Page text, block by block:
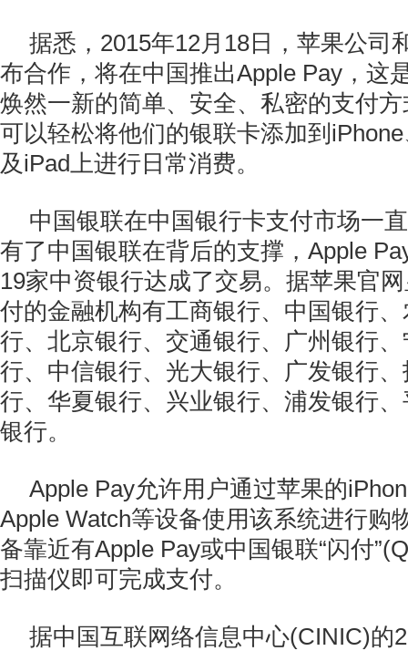
据悉，2015年12月18日，苹果公司
布合作， 将在中国推出Apple Pay，这
焕然一新的简单、安全、私密的支付
可以轻松将他们的银联卡添加到
及iPad上进行日常消费。
中国银联在中国银行卡支付市场一
有了中国银联在背后的支撑，Apple
19家中资银行达成了交易。据苹果官
付的金融机构有工商银行、中国银行
行、北京银行、交通银行、广州银行
行、中信银行、光大银行、广发银行
行、华夏银行、兴业银行、浦发银行
银行。
Apple Pay允许用户通过苹果的
Apple Watch等设备使用该系统进行购
备靠近有Apple Pay或中国银联“闪付
扫描仪即可完成支付。
据中国互联网络信息中心(CINIC)的